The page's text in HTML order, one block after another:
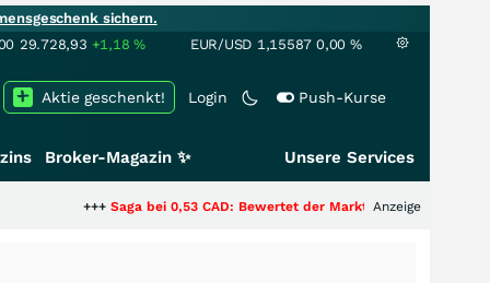
sichern.
29.728,93 +1,18% EUR/USD 1,15587 0,00 %
Login Push-Kurse
Aktie geschenkt!
Broker-Magazin ✨ Unsere Services
Saga bei 0,53 CAD: Bewertet der Markt noch immer nur die Hälfte der
Anzeige